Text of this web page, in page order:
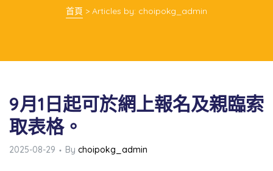
首頁 > Articles by: choipokg_admin
9月1日起可於網上報名及親臨索
取表格。
2025-08-29 By choipokg_admin